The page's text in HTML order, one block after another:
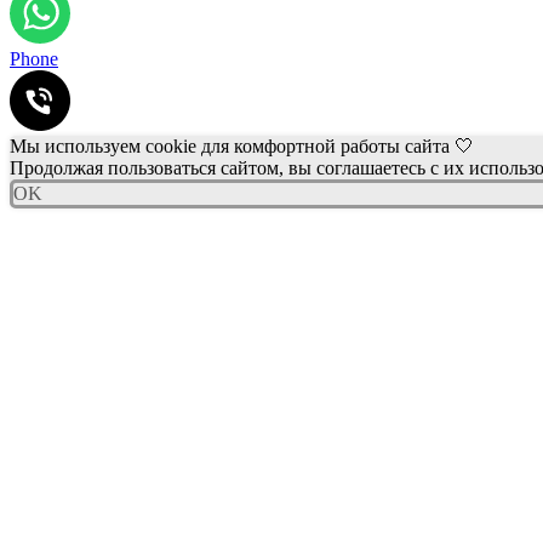
Phone
Мы используем cookie для комфортной работы сайта 🤍
Продолжая пользоваться сайтом, вы соглашаетесь с их
OK